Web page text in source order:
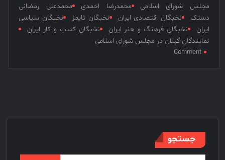
نخبگان
ایران
مجلس شورای اسلامی
محمدرضا احمدی
محمدعلی رمضانی
دستک
نخبگان اقتصادی ایران نخبگان تایمز
نخبگان سیاسی
ایران
نخبگان فرهنگ و هنر ایران
نخبگان کسب و کار ایران
نمایندگان گیلان در مجلس شورای اسلامی
Comment
جستجو